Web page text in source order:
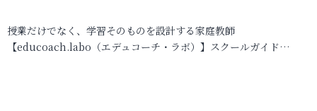
授業だけでなく、学習そのものを設計する家庭教師
【educoach.labo（エデュコーチ・ラボ）】スクールガイド…